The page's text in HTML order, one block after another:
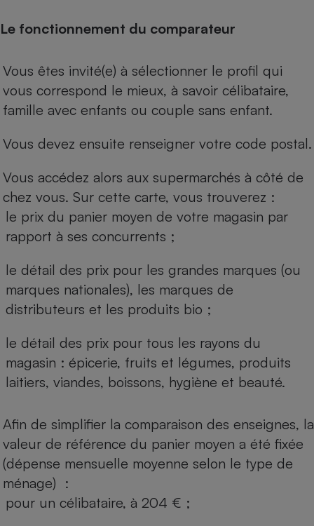
Le fonctionnement du comparateur
Vous êtes invité(e) à sélectionner le profil qui
vous correspond le mieux, à savoir célibataire,
famille avec enfants ou couple sans enfant.
Vous devez ensuite renseigner votre code postal.
Vous accédez alors aux supermarchés à côté de
chez vous. Sur cette carte, vous trouverez :
le prix du panier moyen de votre magasin par
rapport à ses concurrents ;
le détail des prix pour les grandes marques (ou
marques nationales), les marques de
distributeurs et les produits bio ;
le détail des prix pour tous les rayons du
magasin : épicerie, fruits et légumes, produits
laitiers, viandes, boissons, hygiène et beauté.
Afin de simplifier la comparaison des enseignes, la
valeur de référence du panier moyen a été fixée
(dépense mensuelle moyenne selon le type de
ménage) :
pour un célibataire, à 204 € ;